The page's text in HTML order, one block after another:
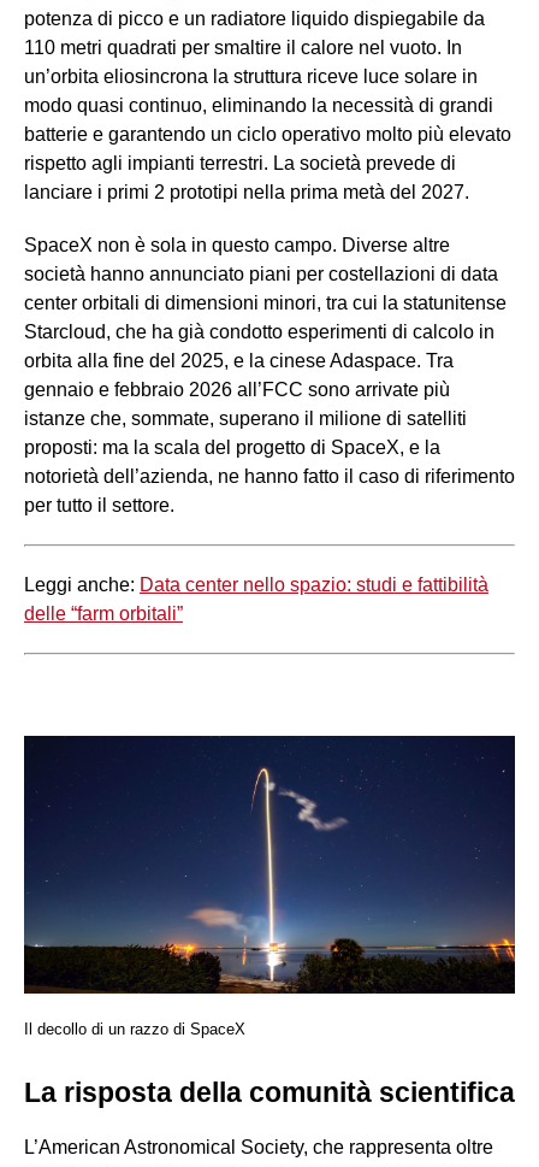
potenza di picco e un radiatore liquido dispiegabile da
110 metri quadrati per smaltire il calore nel vuoto. In
un’orbita eliosincrona la struttura riceve luce solare in
modo quasi continuo, eliminando la necessità di grandi
batterie e garantendo un ciclo operativo molto più elevato
rispetto agli impianti terrestri. La società prevede di
lanciare i primi 2 prototipi nella prima metà del 2027.
SpaceX non è sola in questo campo. Diverse altre
società hanno annunciato piani per costellazioni di data
center orbitali di dimensioni minori, tra cui la statunitense
Starcloud, che ha già condotto esperimenti di calcolo in
orbita alla fine del 2025, e la cinese Adaspace. Tra
gennaio e febbraio 2026 all’FCC sono arrivate più
istanze che, sommate, superano il milione di satelliti
proposti: ma la scala del progetto di SpaceX, e la
notorietà dell’azienda, ne hanno fatto il caso di riferimento
per tutto il settore.
Leggi anche: Data center nello spazio: studi e fattibilità
delle “farm orbitali”
Il decollo di un razzo di SpaceX
La risposta della comunità scientifica
L’American Astronomical Society, che rappresenta oltre